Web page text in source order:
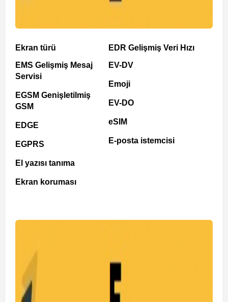
Ekran türü
EMS Gelişmiş Mesaj
Servisi
EGSM Genişletilmiş
GSM
EDGE
EGPRS
El yazısı tanıma
Ekran koruması
EDR Gelişmiş Veri Hızı
EV-DV
Emoji
EV-DO
eSIM
E-posta istemcisi